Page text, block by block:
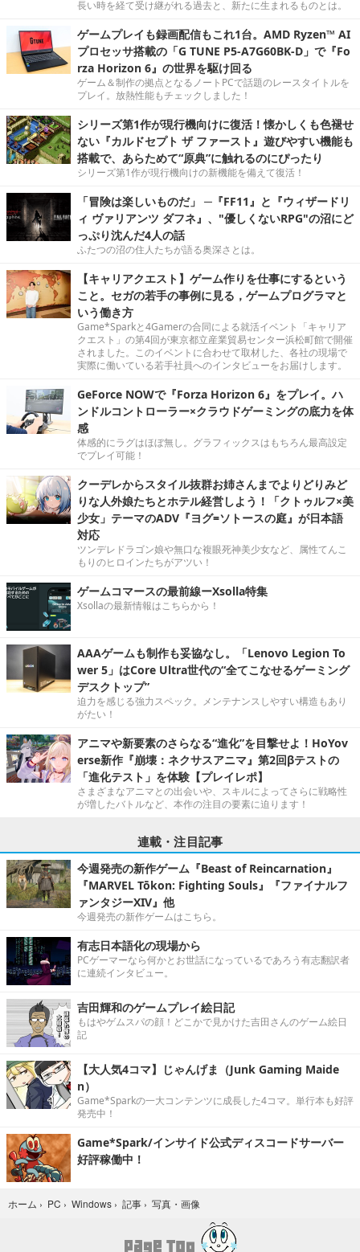
長い時を経て受け継がれる過去と、新たに生まれるものとは。
ゲームプレイも録画配信もこれ1台。AMD Ryzen™ AI
プロセッサ搭載の「G TUNE P5-A7G60BK-D」で『Fo
rza Horizon 6』の世界を駆け回る
ゲーム＆制作の拠点となるノートPCで話題のレースタイトルを
プレイ。放熱性能もチェックしました！
シリーズ第1作が現行機向けに復活！懐かしくも色褪せ
ない『カルドセプト ザ ファースト』遊びやすい機能も
搭載で、あらためて“原典”に触れるのにぴったり
シリーズ第1作が現行機向けの新機能を備えて復活！
「冒険は楽しいものだ」 ─『FF11』と『ウィザードリ
ィ ヴァリアンツ ダフネ』、"優しくないRPG"の沼にど
っぷり沈んだ4人の話
ふたつの沼の住人たちが語る奥深さとは。
【キャリアクエスト】ゲーム作りを仕事にするという
こと。セガの若手の事例に見る，ゲームプログラマと
いう働き方
Game*Sparkと4Gamerの合同による就活イベント「キャリア
クエスト」の第4回が東京都立産業貿易センター浜松町館で開催
されました。このイベントに合わせて取材した、各社の現場で
実際に働いている若手社員へのインタビューをお届けします。
GeForce NOWで『Forza Horizon 6』をプレイ。ハ
ンドルコントローラー×クラウドゲーミングの底力を体
感
体感的にラグはほぼ無し。グラフィックスはもちろん最高設定
でプレイ可能！
クーデレからスタイル抜群お姉さんまでよりどりみど
りな人外娘たちとホテル経営しよう！「クトゥルフ×美
少女」テーマのADV『ヨグ=ソトースの庭』が日本語
対応
ツンデレドラゴン娘や無口な複眼死神美少女など、属性てんこ
もりのヒロインたちがアツい！
ゲームコマースの最前線ーXsolla特集
Xsollaの最新情報はこちらから！
AAAゲームも制作も妥協なし。「Lenovo Legion To
wer 5」はCore Ultra世代の“全てこなせるゲーミング
デスクトップ”
迫力を感じる強力スペック。メンテナンスしやすい構造もあり
がたい！
アニマや新要素のさらなる“進化”を目撃せよ！HoYov
erse新作『崩壊：ネクサスアニマ』第2回βテストの
「進化テスト」を体験【プレイレポ】
さまざまなアニマとの出会いや、スキルによってさらに戦略性
が増したバトルなど、本作の注目の要素に迫ります！
連載・注目記事
今週発売の新作ゲーム『Beast of Reincarnation』
『MARVEL Tōkon: Fighting Souls』『ファイナルフ
ァンタジーXIV』他
今週発売の新作ゲームはこちら。
有志日本語化の現場から
PCゲーマーなら何かとお世話になっているであろう有志翻訳者
に連続インタビュー。
吉田輝和のゲームプレイ絵日記
もはやゲムスパの顔！どこかで見かけた吉田さんのゲーム絵日
記
【大人気4コマ】じゃんげま（Junk Gaming Maide
n）
Game*Sparkの一大コンテンツに成長した4コマ。単行本も好評
発売中！
Game*Spark/インサイド公式ディスコードサーバー
好評稼働中！
ホーム › PC › Windows › 記事 › 写真・画像